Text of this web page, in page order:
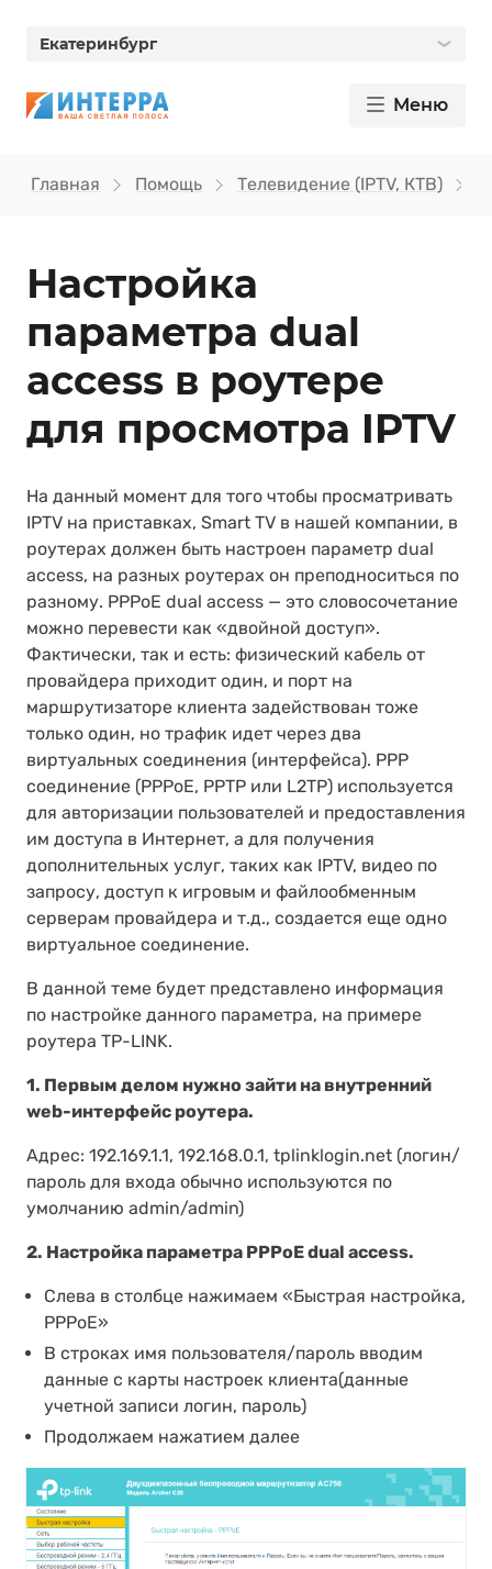
Екатеринбург
Меню
Главная Помощь Телевидение (IPTV, КТВ)
Настройка
параметра dual
access в роутере
для просмотра IPTV
На данный момент для того чтобы просматривать
IPTV на приставках, Smart TV в нашей компании, в
роутерах должен быть настроен параметр dual
access, на разных роутерах он преподноситься по
разному. PPPoE dual access — это словосочетание
можно перевести как «двойной доступ».
Фактически, так и есть: физический кабель от
провайдера приходит один, и порт на
маршрутизаторе клиента задействован тоже
только один, но трафик идет через два
виртуальных соединения (интерфейса). PPP
соединение (PPPoE, PPTP или L2TP) используется
для авторизации пользователей и предоставления
им доступа в Интернет, а для получения
дополнительных услуг, таких как IPTV, видео по
запросу, доступ к игровым и файлообменным
серверам провайдера и т.д., создается еще одно
виртуальное соединение.
В данной теме будет представлено информация
по настройке данного параметра, на примере
роутера TP-LINK.
1. Первым делом нужно зайти на внутренний
web-интерфейс роутера.
Адрес: 192.169.1.1, 192.168.0.1, tplinklogin.net (логин/
пароль для входа обычно используются по
умолчанию admin/admin)
2. Настройка параметра PPPoE dual access.
Слева в столбце нажимаем «Быстрая настройка,
PPPoE»
В строках имя пользователя/пароль вводим
данные с карты настроек клиента(данные
учетной записи логин, пароль)
Продолжаем нажатием далее